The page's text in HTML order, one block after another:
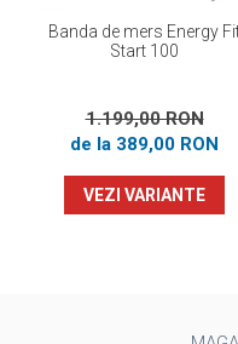
Banda de mers Energy
Start 100
1.199,00 RON
de la 389,00 RON
VEZI VARIANTE